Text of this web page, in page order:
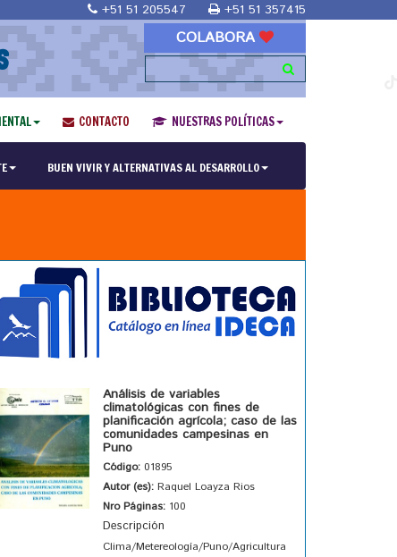
+51 51 205547 +51 51 357415
COLABORA
CONTACTO NUESTRAS POLÍTICAS
BUEN VIVIR Y ALTERNATIVAS AL DESARROLLO
Análisis de variables
climatológicas con fines de
planificación agrícola; caso de las
comunidades campesinas en
Puno
Código: 01895
Autor (es): Raquel Loayza Rios
Nro Páginas: 100
Descripción
Clima/Metereología/Puno/Agricultura